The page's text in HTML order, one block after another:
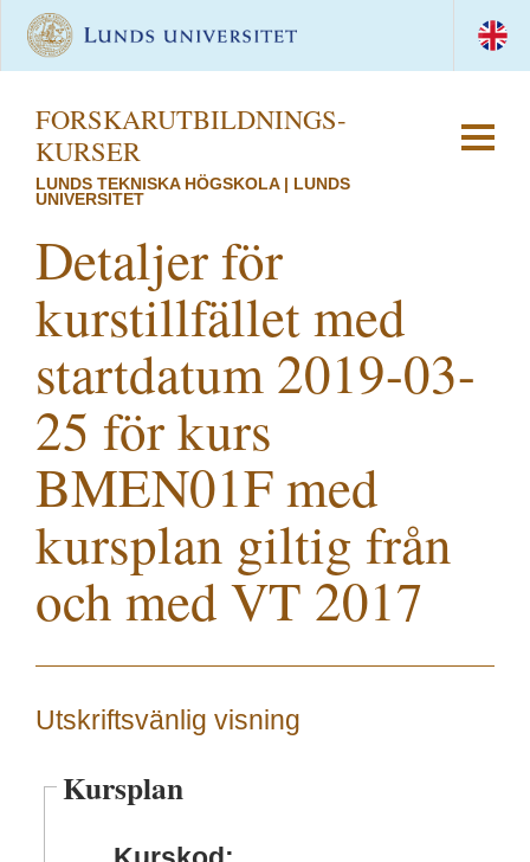
FORSKAR­UTBILDNINGS­
KURSER
LUNDS TEKNISKA HÖGSKOLA | LUNDS
UNIVERSITET
Detaljer för
kurstillfället med
startdatum 2019-03-
25 för kurs
BMEN01F med
kursplan giltig från
och med VT 2017
Utskriftsvänlig visning
Kursplan